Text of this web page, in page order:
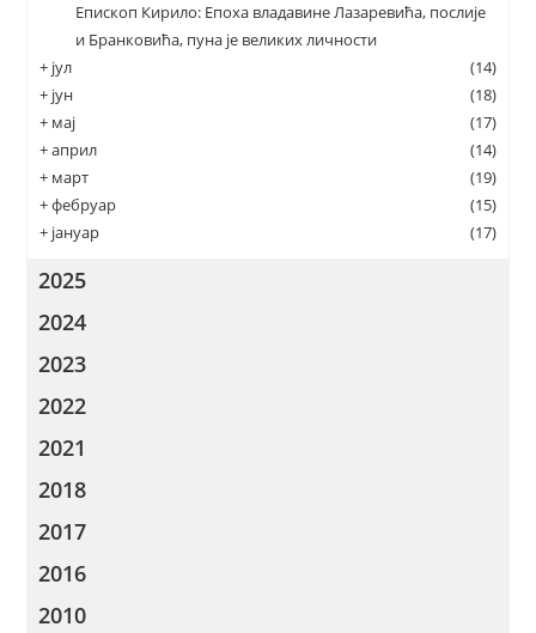
Епископ Кирило: Епоха владавине Лазаревића, послије
и Бранковића, пуна је великих личности
+ јул
(14)
+ јун
(18)
+ мај
(17)
+април
(14)
+ март
(19)
+фебруар
(15)
+ јануар (17)
2025
2024
2023
2022
2021
2018
2017
2016
2010